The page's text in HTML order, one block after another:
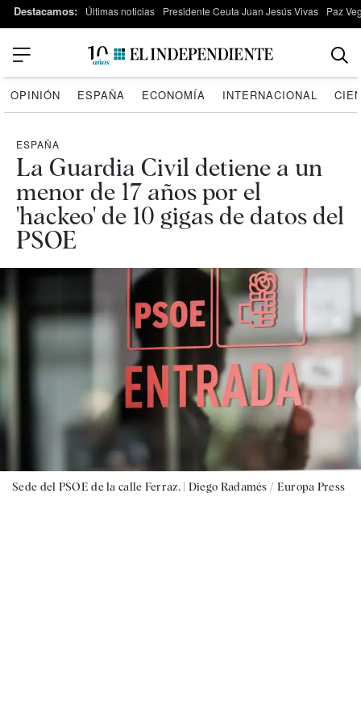
Destacamos: Últimas noticias Presidente Ceuta Juan Jesús Vivas Paz
OPINIÓN ESPAÑA ECONOMÍA INTERNACIONAL
ESPAÑA
La Guardia Civil detiene a un
menor de 17 años por el
'hackeo' de 10 gigas de datos del
PSOE
Sede del PSOE de la calle Ferraz. | Diego Radamés / Europa Press